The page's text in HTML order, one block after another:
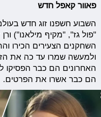
פאוור קאפל חדש
השבוע חשפנו זוג חדש
"פול גז", "מקיף מילאנו")
השחקנים הצעירים הכירו
ולמעשה שמרו עד כה את
האחרונים הם כבר הפסיקו
הם כבר אשרו את הפרטים.